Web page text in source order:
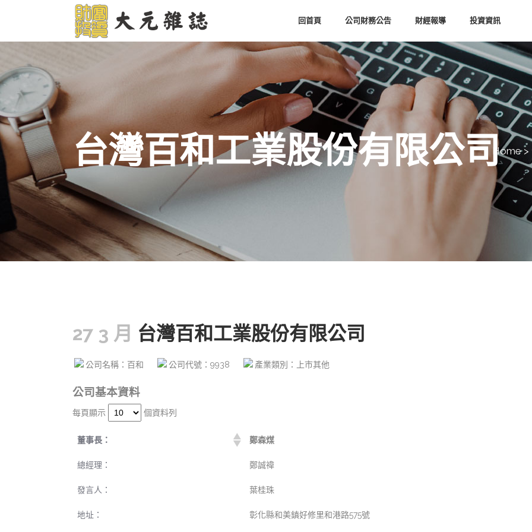
回首頁 公司財務公告 財經報導 投資資訊
台灣百和工業股份有限公司Home>
27 3 月 台灣百和工業股份有限公司
公司名稱：百和 公司代號：9938 產業類別：上市其他
公司基本資料
每頁顯示 個資料列
董事長： 鄭森煤
總經理： 鄭誠禕
發言人： 葉桂珠
地址： 彰化縣和美鎮好修里和港路575號